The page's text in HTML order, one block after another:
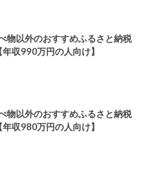
物以外のおすすめふるさと納税
収990万円の人向け】
物以外のおすすめふるさと納税
収980万円の人向け】